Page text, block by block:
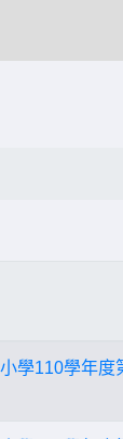
學110學年